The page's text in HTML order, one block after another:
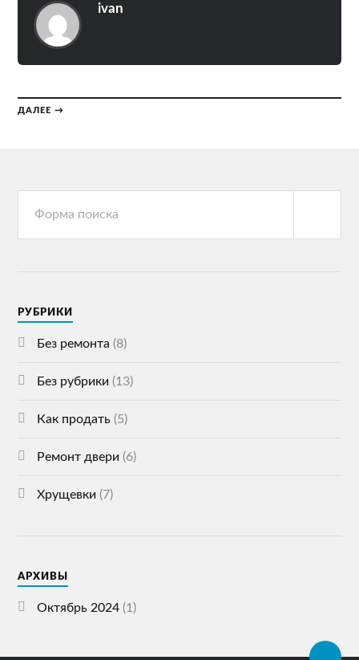
ivan
ДАЛЕЕ →
РУБРИКИ
Без ремонта (8)
Без рубрики (13)
Как продать (5)
Ремонт двери (6)
Хрущевки (7)
АРХИВЫ
Октябрь 2024 (1)